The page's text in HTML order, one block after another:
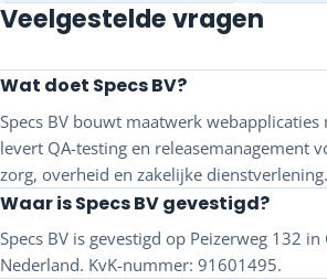
Veelgestelde vragen
Wat doet Specs BV?
Specs BV bouwt maatwerk webapplicaties
levert QA-testing en releasemanagement
zorg, overheid en zakelijke dienstverlening.
Waar is Specs BV gevestigd?
Specs BV is gevestigd op Peizerweg 132
Nederland. KvK-nummer: 91601495.